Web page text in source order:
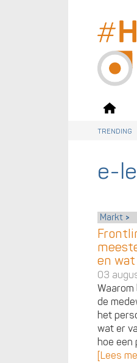
trending
e-
Markt
en
03
Waarom
de
het
wat er
hoe een
[Lees